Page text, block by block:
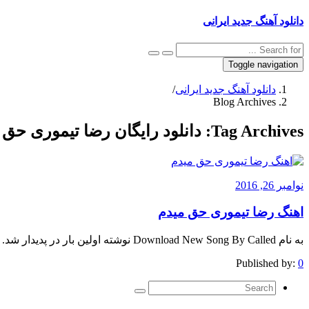
دانلود آهنگ جدید ایرانی
Toggle navigation
دانلود آهنگ جدید ایرانی/
Blog Archives
Tag Archives: دانلود رایگان رضا تیموری
نوامبر 26, 2016
اهنگ رضا تیموری حق میدم
به نام Download New Song By Called نوشته اولین بار در پدیدار شد.
Published by: 0